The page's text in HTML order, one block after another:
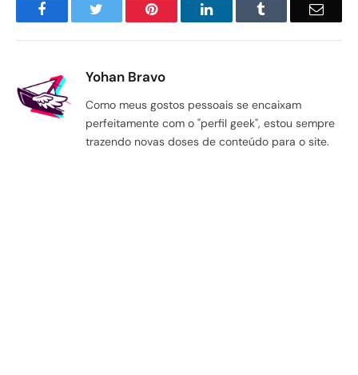
Facebook Pinterest LinkedIn Email
Yohan Bravo
Como meus gostos pessoais se encaixam
perfeitamente com o "perfil geek", estou sempre
trazendo novas doses de conteúdo para o site.